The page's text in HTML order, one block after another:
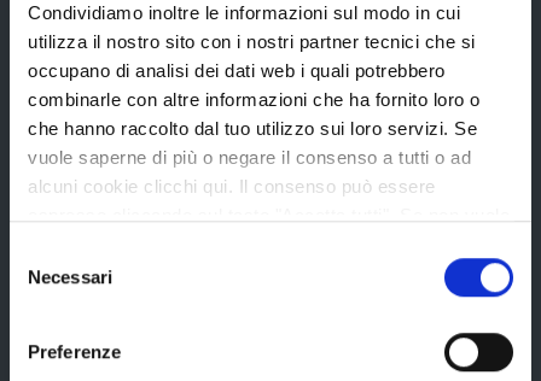
Condividiamo inoltre le informazioni sul modo in cui
utilizza il nostro sito con i nostri partner tecnici che si
occupano di analisi dei dati web i quali potrebbero
combinarle con altre informazioni che ha fornito loro o
che hanno raccolto dal tuo utilizzo sui loro servizi. Se
vuole saperne di più o negare il consenso a tutti o ad
alcuni cookie clicchi qui. Il consenso può essere
tasto "Rifiuta".
delNecessari
Preferenze
Organi di governo
Statuto e Regolamenti
Amministrazione Trasparente
Uffici e orari
Storia della Provincia
Edifici e Parchi
Bandi e avvisi